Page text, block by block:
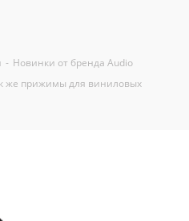
- Новинки от бренда Audio
же прижимы для виниловых